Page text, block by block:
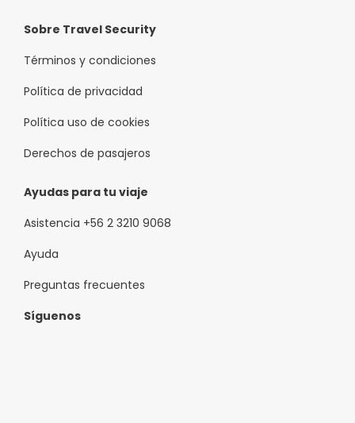
Sobre Travel Security
Términos y condiciones
Política de privacidad
Política uso de cookies
Derechos de pasajeros
Ayudas para tu viaje
Asistencia +56 2 3210 9068
Ayuda
Preguntas frecuentes
Síguenos